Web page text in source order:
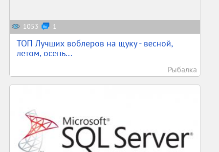
1053 1
ТОП Лучших воблеров на щуку - весной,
летом, осень...
Рыбалка